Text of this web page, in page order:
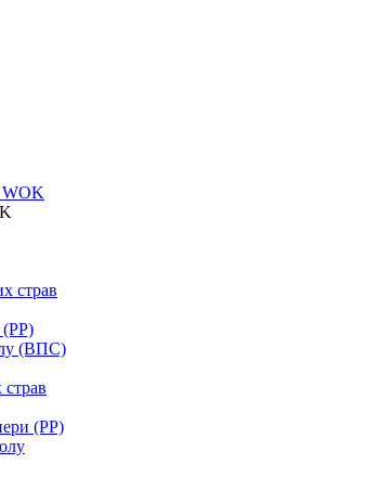
WOK
страв
(PP)
(ВПС)
(PP)